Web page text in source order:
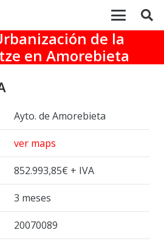
de la
en Amorebieta
Ayto. de Amorebieta
ver maps
852.993,85€ + IVA
3 meses
20070089